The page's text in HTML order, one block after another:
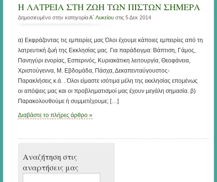
Η ΛΑΤΡΕΙΑ ΣΤΗ ΖΩΗ ΤΩΝ ΠΙΣΤΩΝ ΣΗΜΕΡΑ
Δημοσιευμένο στην κατηγορίαΑ΄ Λυκείουστις 5 Δεκ 2014
α) Εκφράζοντας τις εμπειρίες μας Όλοι έχουμε κάποιες εμπειρίες από τη
λατρευτική ζωή της Εκκλησίας μας. Για παράδειγμα: Βάπτιση, Γάμος,
Πανηγύρι ενορίας, Εσπερινός, Κυριακάτικη λειτουργία, Θεοφάνεια,
Χριστούγεννα, Μ. Εβδομάδα, Πάσχα, Δεκαπενταύγουστος-
Παρακλήσεις κ.ά. . Όλοι είμαστε ισότιμα μέλη της εκκλησίας επομένως
οι απόψεις μας και οι προβληματισμοί μας έχουν μεγάλη σημασία. β)
Παρακολουθούμε ή συμμετέχουμε; […]
Διαβάστε το πλήρες άρθρο »
Αναζήτηση στις
αναρτήσεις μας